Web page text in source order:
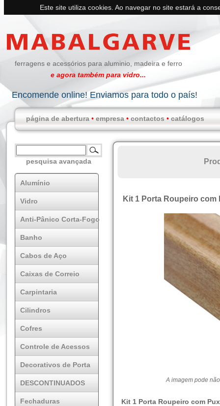
Este site utiliza cookies. Ao navegar no site estará a
ferragens e acessórios para aluminio, madeira e ferro
e agora também para vidro...
Encomende online! Enviamos para todo o país!
página de abertura • empresa • contactos • catálogos
pesquisa avançada
Alumínio
Vidro
Anti-Pânico Corta-Fogo
Banho
Cabos de Aço
Caixas de Correio
Carpintaria
Cilindros
Cofres
Controle de Acessos
Decorativos de Porta
DESCONTINUADOS
Fechaduras
Kit 1 Porta Roupeiro
A imagem pode
Kit 1 Porta Roupeiro com